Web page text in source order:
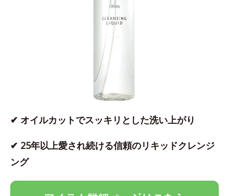
✔ オイルカットでスッキリとした洗い上がり
✔ 25年以上愛され続ける信頼のリキッドクレンジ
ング